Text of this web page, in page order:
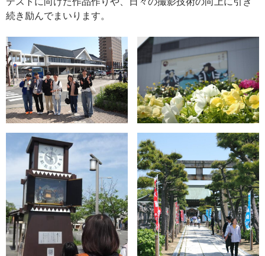
続き励んでまいります。